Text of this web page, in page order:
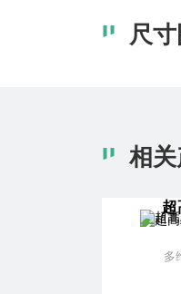
尺寸
相
超
多